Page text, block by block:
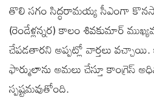
తొలి సగం సిద్ధరామయ్య సీఎంగా
(రెండేళ్లన్నర) కాలం శివకుమార్
చేపడతారని అప్పట్లో వార్తలు వచ్చాయి.
ఫార్ములాను అమలు చేస్తూ కాంగ్రెస్
స్పష్టమవుతోంది.